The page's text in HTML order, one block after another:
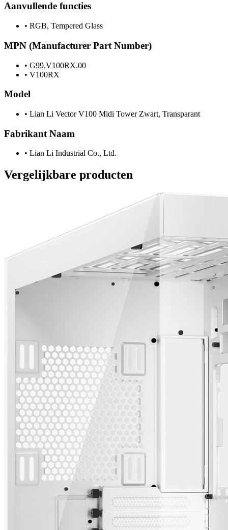
Aanvullende functies
• RGB, Tempered Glass
MPN (Manufacturer Part Number)
• G99.V100RX.00
• V100RX
Model
• Lian Li Vector V100 Midi Tower Zwart, Transparant
Fabrikant Naam
• Lian Li Industrial Co., Ltd.
Vergelijkbare producten